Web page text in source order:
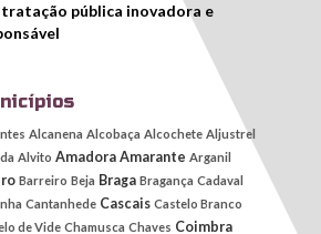
pública inovadora e
Alcanena Alcobaça Alcochete Aljustrel
Alvito Amadora Amarante Arganil
Barreiro Beja Braga Bragança Cadaval
Cantanhede Cascais Castelo Branco
de Vide Chamusca Chaves Coimbra